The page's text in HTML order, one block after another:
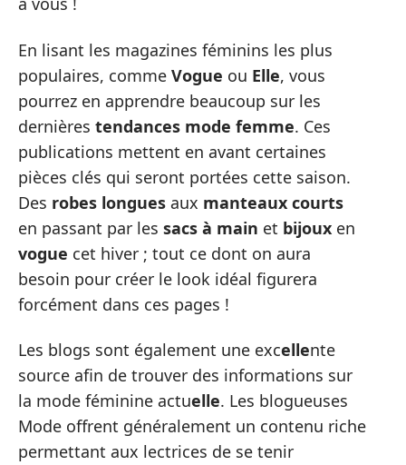
En lisant les magazines féminins les plus
populaires, comme Vogue ou Elle, vous
pourrez en apprendre beaucoup sur les
dernières tendances mode femme. Ces
publications mettent en avant certaines
pièces clés qui seront portées cette saison.
Des robes longues aux manteaux courts
en passant par les sacs à main et bijoux en
vogue cet hiver ; tout ce dont on aura
besoin pour créer le look idéal figurera
forcément dans ces pages !
Les blogs sont également une excellente
source afin de trouver des informations sur
la mode féminine actuelle. Les blogueuses
Mode offrent généralement un contenu riche
permettant aux lectrices de se tenir